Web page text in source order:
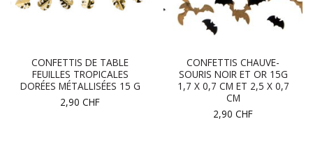
CONFETTIS DE TABLE
FEUILLES TROPICALES
DORÉES MÉTALLISÉES 15 G
2,90 CHF
CONFETTIS CHAUVE-
SOURIS NOIR ET OR 15G
1,7 X 0,7 CM ET 2,5 X 0,7
CM
2,90 CHF